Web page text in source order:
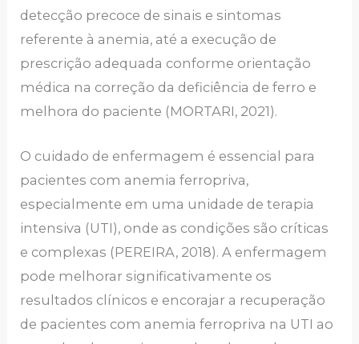
detecção precoce de sinais e sintomas
referente à anemia, até a execução de
prescrição adequada conforme orientação
médica na correção da deficiência de ferro e
melhora do paciente (MORTARI, 2021).
O cuidado de enfermagem é essencial para
pacientes com anemia ferropriva,
especialmente em uma unidade de terapia
intensiva (UTI), onde as condições são críticas
e complexas (PEREIRA, 2018). A enfermagem
pode melhorar significativamente os
resultados clínicos e encorajar a recuperação
de pacientes com anemia ferropriva na UTI ao